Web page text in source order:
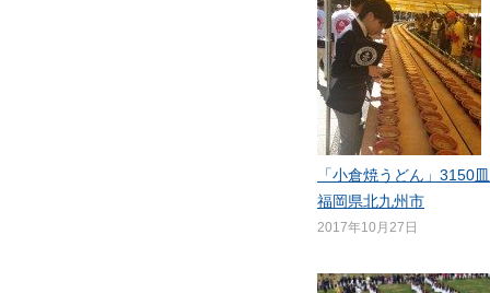
「小倉焼うどん」3150
福岡県北九州市
2017年10月27日